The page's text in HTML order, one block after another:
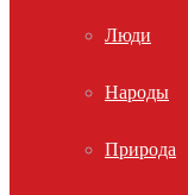
Люди
Народы
Природа